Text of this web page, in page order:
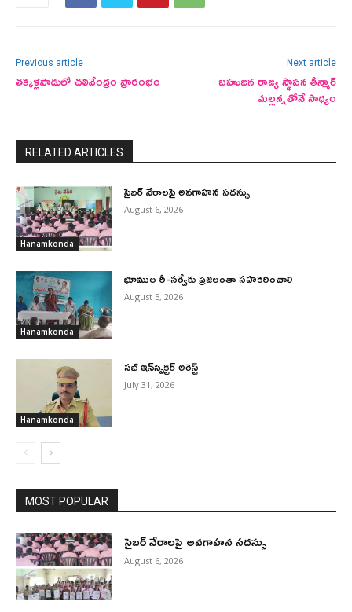
Previous article
తక్కళ్లపాడులో చలివేంద్రం ప్రారంభం
Next article
బహుజన రాజ్య స్థాపన తీన్మార్
మల్లన్నతోనే సాధ్యం
RELATED ARTICLES
Hanamkonda
సైబర్ నేరాలపై అవగాహన సదస్సు
August 6, 2026
Hanamkonda
భూముల రీ-సర్వేకు ప్రజలంతా సహకరించాలి
August 5, 2026
Hanamkonda
సబ్ ఇన్‌స్పెక్టర్ అరెస్ట్
July 31, 2026
MOST POPULAR
సైబర్ నేరాలపై అవగాహన సదస్సు
August 6, 2026